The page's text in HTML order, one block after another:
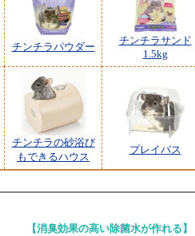
チンチラパウダー
チンチラサンド
1.5kg
チンチラの砂浴び
もできるハウス
プレイバス
【消臭効果の高い除菌水が作れる】